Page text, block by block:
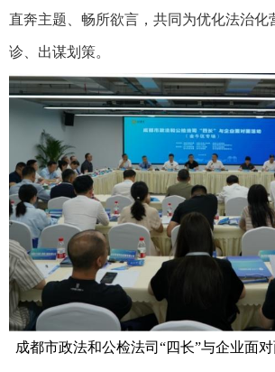
直奔主题、畅所欲言，共同为优化法治化
诊、出谋划策。
成都市政法和公检法司“四长”与企业面